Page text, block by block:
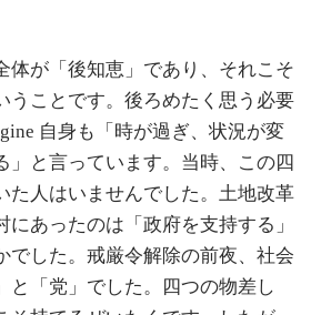
体が「後知恵」であり、それこそ
うことです。後ろめたく思う必要
自身も「時が過ぎ、状況が変
」と言っています。当時、この四
た人はいませんでした。土地改革
あったのは「政府を支持する」
でした。戒厳令解除の前夜、社会
と「党」でした。四つの物差し